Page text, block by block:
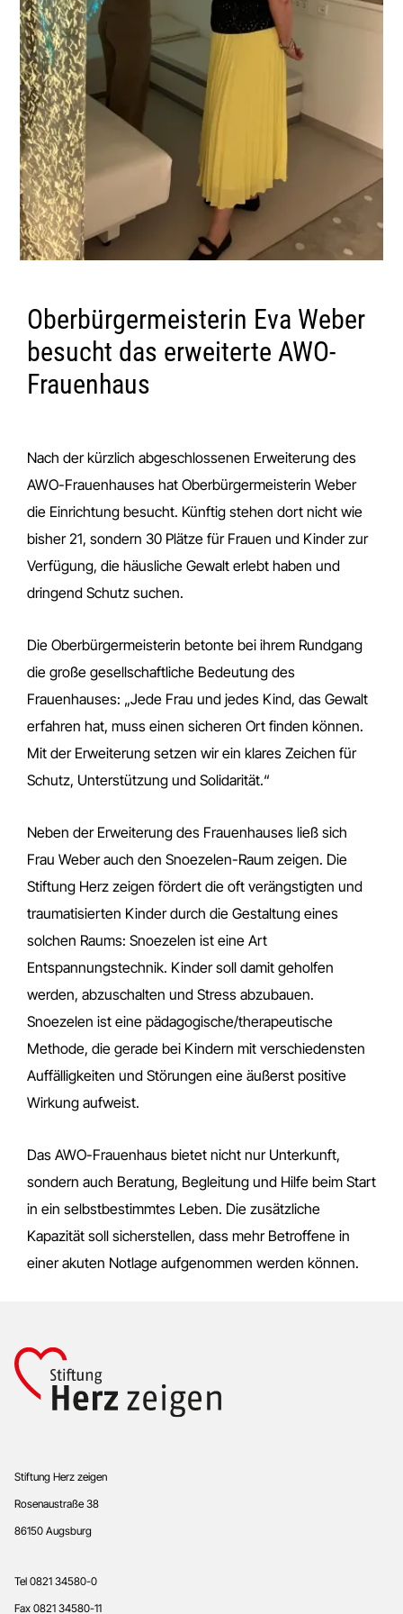
Oberbürgermeisterin Eva Weber
besucht das erweiterte AWO-
Frauenhaus
Nach der kürzlich abgeschlossenen Erweiterung des
AWO-Frauenhauses hat Oberbürgermeisterin Weber
die Einrichtung besucht. Künftig stehen dort nicht wie
bisher 21, sondern 30 Plätze für Frauen und Kinder zur
Verfügung, die häusliche Gewalt erlebt haben und
dringend Schutz suchen.
Die Oberbürgermeisterin betonte bei ihrem Rundgang
die große gesellschaftliche Bedeutung des
Frauenhauses: „Jede Frau und jedes Kind, das Gewalt
erfahren hat, muss einen sicheren Ort finden können.
Mit der Erweiterung setzen wir ein klares Zeichen für
Schutz, Unterstützung und Solidarität.“
Neben der Erweiterung des Frauenhauses ließ sich
Frau Weber auch den Snoezelen-Raum zeigen. Die
Stiftung Herz zeigen fördert die oft verängstigten und
traumatisierten Kinder durch die Gestaltung eines
solchen Raums: Snoezelen ist eine Art
Entspannungstechnik. Kinder soll damit geholfen
werden, abzuschalten und Stress abzubauen.
Snoezelen ist eine pädagogische/therapeutische
Methode, die gerade bei Kindern mit verschiedensten
Auffälligkeiten und Störungen eine äußerst positive
Wirkung aufweist.
Das AWO-Frauenhaus bietet nicht nur Unterkunft,
sondern auch Beratung, Begleitung und Hilfe beim Start
in ein selbstbestimmtes Leben. Die zusätzliche
Kapazität soll sicherstellen, dass mehr Betroffene in
einer akuten Notlage aufgenommen werden können.
Footer
Stiftung Herz zeigen
Rosenaustraße 38
86150 Augsburg
Tel 0821 34580-0
Fax 0821 34580-11